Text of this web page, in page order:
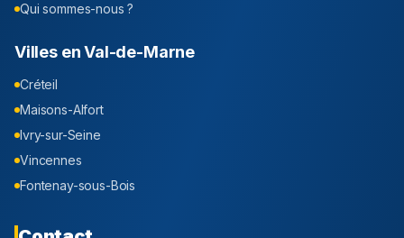
Qui sommes-nous ?
Villes enVal-de-Marne
Créteil
Maisons-Alfort
Ivry-sur-Seine
Vincennes
Fontenay-sous-Bois